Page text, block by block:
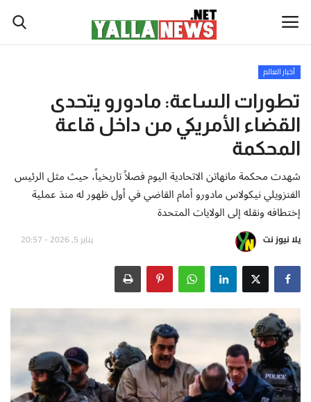
أخبار العالم
أخبار الوطن العربي
رياضة
ثقافة وفن
تكنولوجيا وعلوم
صحة ولياقة
أطباق من المطابخ العربية
سياحة وسفر
أخبار العالم
تطورات الساعة: مادورو يتحدى
القضاء الأمريكي من داخل قاعة
المحكمة
شهدت محكمة مانهاتن الاتحادية اليوم فصلاً تاريخياً، حيث مثل الرئيس
الفنزويلي نيكولاس مادورو أمام القاضي في أول ظهور له منذ عملية
إختطافه ونقله إلى الولايات المتحدة
يلا نيوز نت يناير 5, 2026 - 20:57